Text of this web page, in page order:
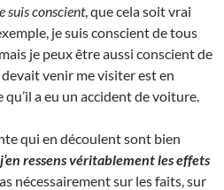
suis conscient, que cela soit vrai
je suis conscient de tous
je peux être aussi conscient de
venir me visiter est en
a eu un accident de voiture.
qui en découlent sont bien
j’en ressens véritablement les effets
nécessairement sur les faits, sur